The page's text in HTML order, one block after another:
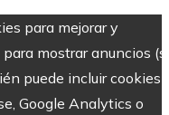
para mejorar y
mostrar anuncios
puede incluir cookies
Google Analytics o